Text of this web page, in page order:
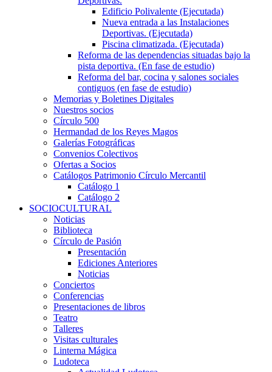
Edificio Polivalente (Ejecutada)
Nueva entrada a las Instalaciones
Deportivas. (Ejecutada)
Piscina climatizada. (Ejecutada)
Reforma de las dependencias situadas bajo la
pista deportiva. (En fase de estudio)
Reforma del bar, cocina y salones sociales
contiguos (en fase de estudio)
Memorias y Boletines Digitales
Nuestros socios
Círculo 500
Hermandad de los Reyes Magos
Galerías Fotográficas
Convenios Colectivos
Ofertas a Socios
Catálogos Patrimonio Círculo Mercantil
Catálogo 1
Catálogo 2
SOCIOCULTURAL
Noticias
Biblioteca
Círculo de Pasión
Presentación
Ediciones Anteriores
Noticias
Conciertos
Conferencias
Presentaciones de libros
Teatro
Talleres
Visitas culturales
Linterna Mágica
Ludoteca